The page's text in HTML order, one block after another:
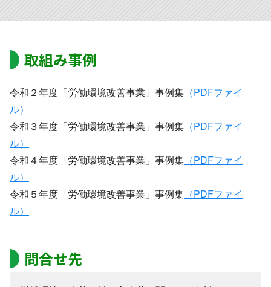
取組み事例
令和２年度「労働環境改善事業」事例集 （PDFファイ
ル）
令和３年度「労働環境改善事業」事例集 （PDFファイ
ル）
令和４年度「労働環境改善事業」事例集 （PDFファイ
ル）
令和５年度「労働環境改善事業」事例集 （PDFファイ
ル）
問合せ先